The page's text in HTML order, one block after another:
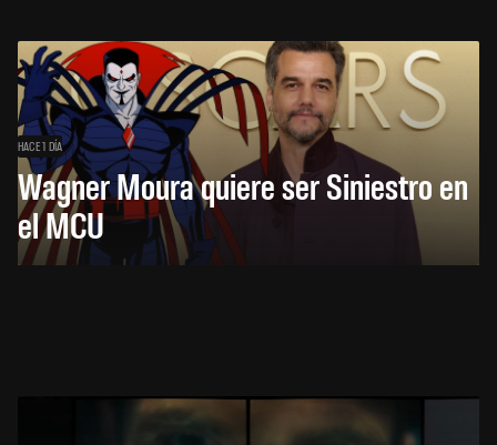
HACE 1 DÍA
Wagner Moura quiere ser Siniestro en
el MCU